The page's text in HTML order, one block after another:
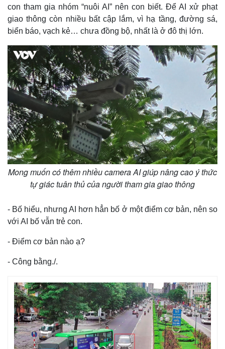
Tỷ giá
Chứng khoán
Giá cà phê
con tham gia nhóm “nuôi AI” nên con biết. Để AI xử phạt
giao thông còn nhiều bất cập lắm, vì hạ tầng, đường sá,
biển báo, vạch kẻ… chưa đồng bộ, nhất là ở đô thị lớn.
Mong muốn có thêm nhiều camera AI giúp nâng cao ý thức
tự giác tuân thủ của người tham gia giao thông
- Bố hiểu, nhưng AI hơn hẳn bố ở một điểm cơ bản, nên so
với AI bố vẫn trẻ con.
- Điểm cơ bản nào ạ?
- Công bằng./.